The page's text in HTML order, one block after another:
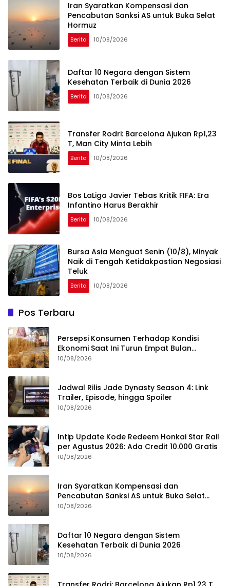
Iran Syaratkan Kompensasi dan
Pencabutan Sanksi AS untuk Buka Selat
Hormuz
Berita 10/08/2026
Daftar 10 Negara dengan Sistem
Kesehatan Terbaik di Dunia 2026
Berita 10/08/2026
Transfer Rodri: Barcelona Ajukan Rp1,23
T, Man City Minta Lebih
Berita 10/08/2026
Bos LaLiga Javier Tebas Kritik FIFA: Era
Infantino Harus Berakhir
Berita 10/08/2026
Bursa Asia Menguat Senin (10/8), Minyak
Naik di Tengah Ketidakpastian Negosiasi
Teluk
Berita 10/08/2026
Pos Terbaru
Persepsi Konsumen Terhadap Kondisi
Ekonomi Saat Ini Turun Empat Bulan
Berturut-Turut
10/08/2026
Jadwal Rilis Jade Dynasty Season 4: Link
Trailer, Episode, hingga Spoiler
10/08/2026
Intip Update Kode Redeem Honkai Star Rail
per Agustus 2026: Ada Credit 10.000 Gratis
10/08/2026
Iran Syaratkan Kompensasi dan
Pencabutan Sanksi AS untuk Buka Selat
Hormuz
10/08/2026
Daftar 10 Negara dengan Sistem
Kesehatan Terbaik di Dunia 2026
10/08/2026